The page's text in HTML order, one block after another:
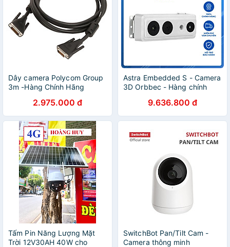
Dây camera Polycom Group
3m -Hàng Chính Hãng
2.975.000 đ
Astra Embedded S - Camera
3D Orbbec - Hàng chính
9.636.800 đ
Tấm Pin Năng Lượng Mặt
Trời 12V30AH 40W cho
SwitchBot Pan/Tilt Cam -
Camera thông minh